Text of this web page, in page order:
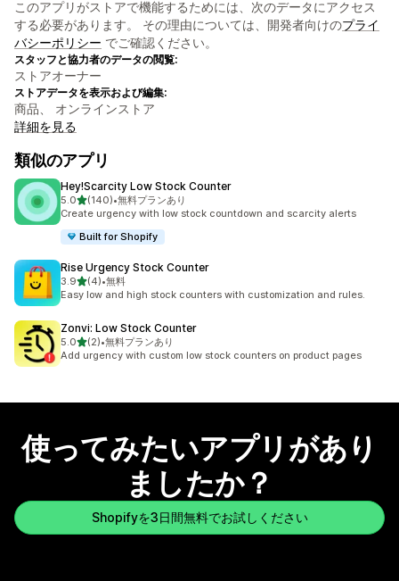
このアプリがストアで機能するためには、次のデータにアクセス
する必要があります。 その理由については、開発者向けのプライ
バシーポリシー でご確認ください。
スタッフと協力者のデータの閲覧:
ストアオーナー
ストアデータを表示および編集:
商品、 オンラインストア
詳細を見る
類似のアプリ
Hey!Scarcity Low Stock Counter
5.05つ星中
(140)
合計レビュー数：140件
•無料プランあり
Create urgency with low stock countdown and scarcity alerts
Built for Shopify
Rise Urgency Stock Counter
3.95つ星中
(4)
合計レビュー数：4件
•無料
Easy low and high stock counters with customization and rules.
Zonvi: Low Stock Counter
5.05つ星中
(2)
合計レビュー数：2件
•無料プランあり
Add urgency with custom low stock counters on product pages
使ってみたいアプリがあり
ましたか？
Shopifyを3日間無料でお試しください